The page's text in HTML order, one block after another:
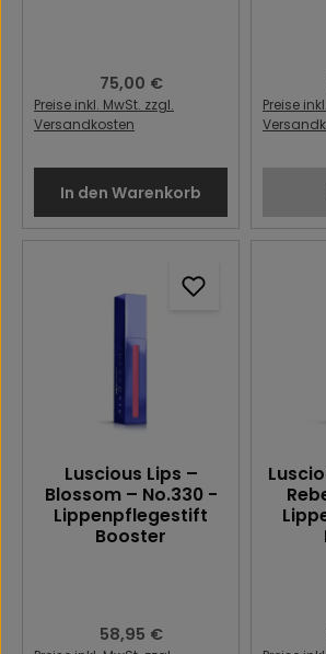
Regulärer Preis:
75,00 €
Preise inkl. MwSt. zzgl.
Versandkosten
In den Warenkorb
Preise
Luscious Lips –
Blossom – No.330 -
Lippenpflegestift
Booster
Regulärer Preis:
58,95 €